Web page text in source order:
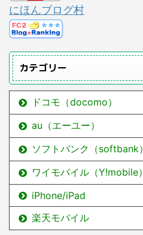
にほんブログ村
カテゴリー
ドコモ（docomo）
au（エーユー）
ソフトバンク（softbank）
ワイモバイル（Y!mobile）
iPhone/iPad
楽天モバイル